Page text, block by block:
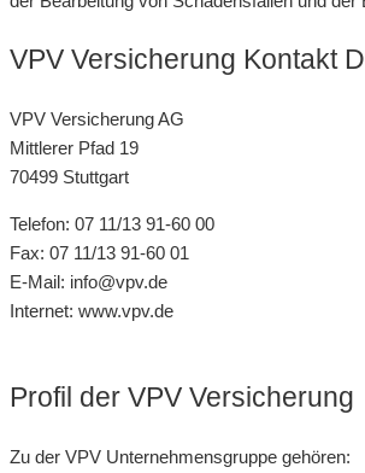
VPV Versicherung Kontakt
VPV Versicherung AG
Mittlerer Pfad 19
70499 Stuttgart
Telefon: 07 11/13 91-60 00
Fax: 07 11/13 91-60 01
E-Mail: info@vpv.de
Internet: www.vpv.de
Profil der VPV Versicherung
Zu der VPV Unternehmensgruppe gehören: